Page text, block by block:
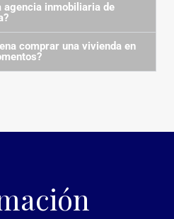
agencia inmobiliaria de
comprar una vivienda en